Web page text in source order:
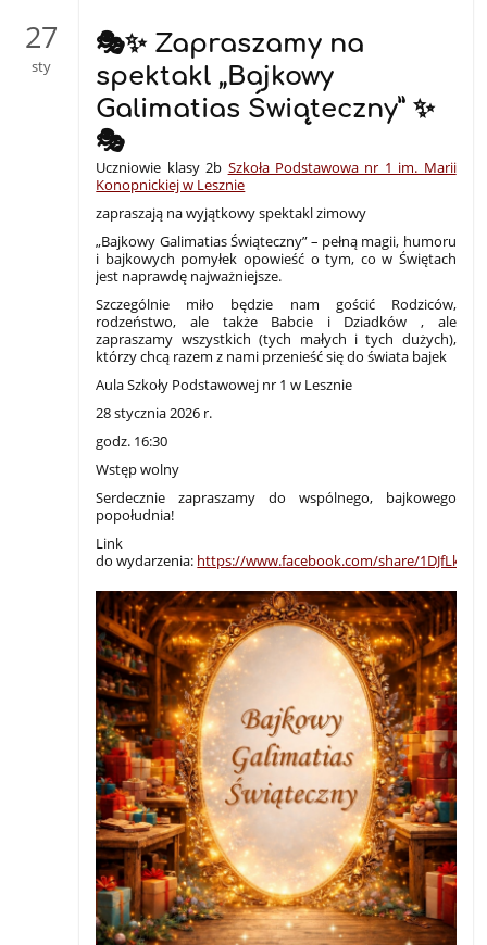
27
sty
🎭✨ Zapraszamy na
spektakl „Bajkowy
Galimatias Świąteczny” ✨
🎭
Uczniowie klasy 2b Szkoła Podstawowa nr 1 im. Marii
Konopnickiej w Lesznie
zapraszają na wyjątkowy spektakl zimowy
„Bajkowy Galimatias Świąteczny” – pełną magii, humoru
i bajkowych pomyłek opowieść o tym, co w Świętach
jest naprawdę najważniejsze.
Szczególnie miło będzie nam gościć Rodziców,
rodzeństwo, ale także Babcie i Dziadków , ale
zapraszamy wszystkich (tych małych i tych dużych),
którzy chcą razem z nami przenieść się do świata bajek
Aula Szkoły Podstawowej nr 1 w Lesznie
28 stycznia 2026 r.
godz. 16:30
Wstęp wolny
Serdecznie zapraszamy do wspólnego, bajkowego
popołudnia!
Link
do wydarzenia: https://www.facebook.com/share/